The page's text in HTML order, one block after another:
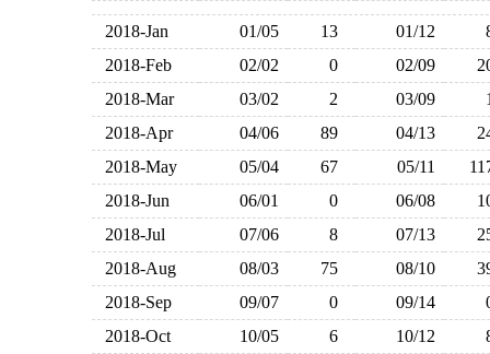
2018-Jan 01/05 13 01/12
2018-Feb
02/02 0 02/09
2018-Mar
03/02 2 03/09
2018-Apr
04/06 89 04/13
2018-May
05/04 67 05/11
2018-Jun
06/01 0 06/08
2018-Jul
07/06 8 07/13
2018-Aug
08/03 75 08/10
2018-Sep
09/07 0 09/14
2018-Oct
10/05 6 10/12